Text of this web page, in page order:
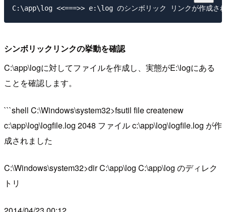
シンボリックリンクの挙動を確認
C:\app\logに対してファイルを作成し、実態がE:\logにある
ことを確認します。
```shell C:\Windows\system32>fsutil file createnew
c:\app\log\logfile.log 2048 ファイル c:\app\log\logfile.log が作
成されました
C:\Windows\system32>dir C:\app\log C:\app\log のディレク
トリ